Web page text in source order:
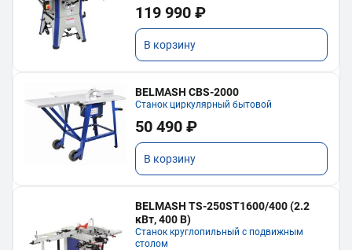
119 990 ₽
В корзину
BELMASH CBS-2000
Станок циркулярный бытовой
50 490 ₽
В корзину
BELMASH TS-250ST1600/400 (2.2
кВт, 400 В)
Станок круглопильный с подвижным
столом